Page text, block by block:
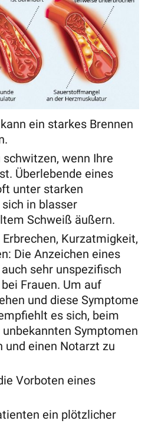
ein starkes Brennen
wenn Ihre
Überlebende eines
unter starken
in blasser
Schweiß äußern.
Kurzatmigkeit,
Die Anzeichen eines
sehr unspezifisch
Frauen. Um auf
und diese Symptome
es sich, beim
Symptomen
und einen Notarzt zu
Vorboten eines
ein plötzlicher